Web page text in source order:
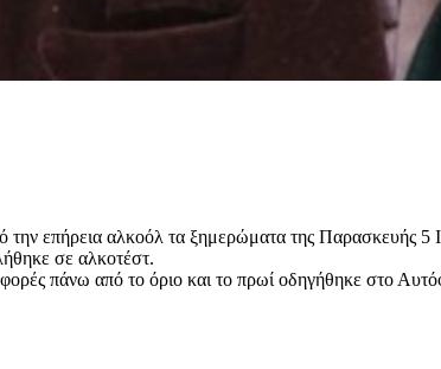
επήρεια αλκοόλ τα ξημερώματα της Παρασκευής 5
σε αλκοτέστ.
πάνω από το όριο και το πρωί οδηγήθηκε στο